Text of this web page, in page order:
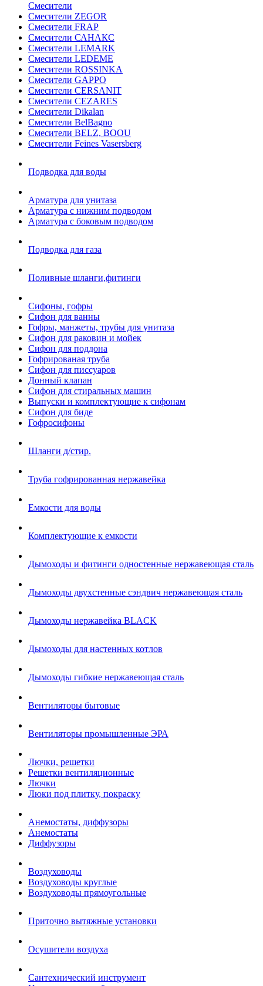
Смесители
Смесители ZEGOR
Смесители FRAP
Смесители САНАКС
Смесители LEMARK
Смесители LEDEME
Смесители ROSSINKA
Смесители GAPPO
Смесители CERSANIT
Смесители CEZARES
Смесители Dikalan
Смесители BelBagno
Смесители BELZ, BOOU
Смесители Feines Vasersberg
Подводка для воды
Арматура для унитаза
Арматура с нижним подводом
Арматура с боковым подводом
Подводка для газа
Поливные шланги,фитинги
Сифоны, гофры
Сифон для ванны
Гофры, манжеты, трубы для унитаза
Сифон для раковин и мойек
Сифон для поддона
Гофрированая труба
Сифон для писсуаров
Донный клапан
Сифон для стиральных машин
Выпуски и комплектующие к сифонам
Сифон для биде
Гофросифоны
Шланги д/стир.
Труба гофрированная нержавейка
Емкости для воды
Комплектующие к емкости
Дымоходы и фитинги одностенные нержавеющая сталь
Дымоходы двухстенные сэндвич нержавеющая сталь
Дымоходы нержавейка BLACK
Дымоходы для настенных котлов
Дымоходы гибкие нержавеющая сталь
Вентиляторы бытовые
Вентиляторы промышленные ЭРА
Лючки, решетки
Решетки вентиляционные
Лючки
Люки под плитку, покраску
Анемостаты, диффузоры
Анемостаты
Диффузоры
Воздуховоды
Воздуховоды круглые
Воздуховоды прямоугольные
Приточно вытяжные установки
Осушители воздуха
Сантехнический инструмент